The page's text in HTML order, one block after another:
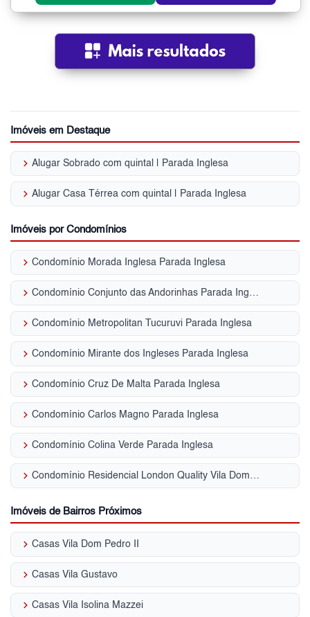
Imóveis em Destaque
keyboard_arrow_right Alugar Sobrado com quintal | Parada Inglesa
keyboard_arrow_right Alugar Casa Térrea com quintal | Parada Inglesa
Imóveis por Condomínios
keyboard_arrow_right Condomínio Morada Inglesa Parada Inglesa
keyboard_arrow_right Condomínio Conjunto das Andorinhas Parada Inglesa
keyboard_arrow_right Condomínio Metropolitan Tucuruvi Parada Inglesa
keyboard_arrow_right Condomínio Mirante dos Ingleses Parada Inglesa
keyboard_arrow_right Condomínio Cruz De Malta Parada Inglesa
keyboard_arrow_right Condomínio Carlos Magno Parada Inglesa
keyboard_arrow_right Condomínio Colina Verde Parada Inglesa
keyboard_arrow_right Condomínio Residencial London Quality Vila Dom Pedro II
Imóveis de Bairros Próximos
keyboard_arrow_right Casas Vila Dom Pedro II
keyboard_arrow_right Casas Vila Gustavo
keyboard_arrow_right Casas Vila Isolina Mazzei